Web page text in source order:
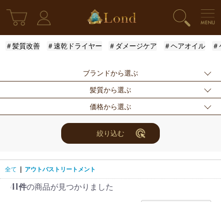
＃髪質改善 ＃速乾ドライヤー ＃ダメージケア ＃ヘアオイル
ブランドから選ぶ
指定なし Londオリジナル
ケラスターゼ
モロッカンオイル
ルベル
アリミノ
ナンバースリー
ミアン フォード
ホリスティックキ
アクティバート
髪質から選ぶ
ふんわり ハリ・コシ
ウェット
ツヤ
しっとり
価格から選ぶ
〜3000円
3001円〜5000円
円
30000円
絞り込む
全て | アウトバストリートメント
41件の商品が見つかりました